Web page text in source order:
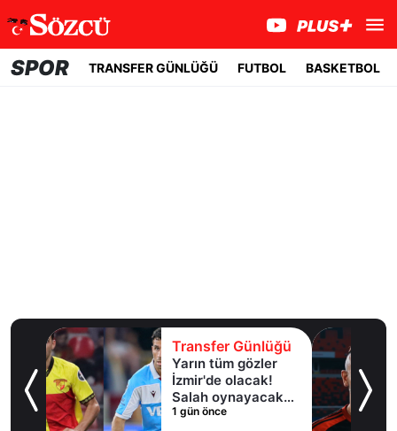
SPOR TRANSFER GÜNLÜĞÜ FUTBOL BASKETBOL
Transfer Günlüğü
Yarın tüm gözler
İzmir'de olacak!
Salah oynayacak
mı?
1 gün önce